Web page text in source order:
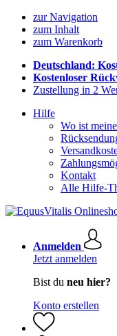
zur Navigation
zum Inhalt
zum Warenkorb
Deutschland:
Kostenloser
Zustellung in 2
Hilfe
Wo ist
Kontakt
Alle Hilfe-
Anmelden
Jetzt anmelden
Bist du neu hier?
Konto erstellen